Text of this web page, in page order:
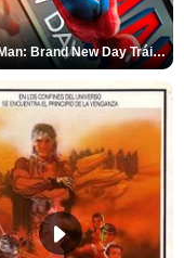
Spider-Man: Brand New Day Tráiler (3)